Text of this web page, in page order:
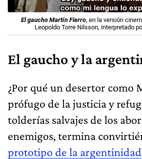
El gaucho Martín Fierro, en la versión
Leopoldo Torre Nilsson, interpretado
El gaucho y la
¿Por qué un desertor como
prófugo de la justicia y
tolderías salvajes de los
enemigos, termina
prototipo de la argentinidad